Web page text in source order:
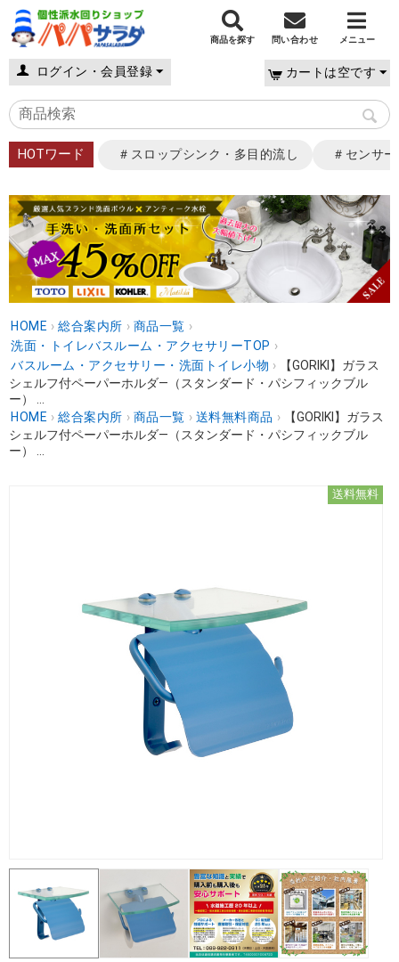
商品を探す 問い合わせ メニュー
ログイン・会員登録 カートは空です
HOTワード ＃スロップシンク・多目的流し ＃センサ
HOME › 総合案内所 › 商品一覧 ›
洗面・トイレバスルーム・アクセサリーTOP ›
バスルーム・アクセサリー・洗面トイレ小物 ›
【GORIKI】ガラス
シェルフ付ペーパーホルダ―（スタンダード・パシフィックブル
ー） ...
HOME › 総合案内所 › 商品一覧 › 送料無料商品 ›
【GORIKI】ガラス
シェルフ付ペーパーホルダ―（スタンダード・パシフィックブル
ー） ...
送料無料